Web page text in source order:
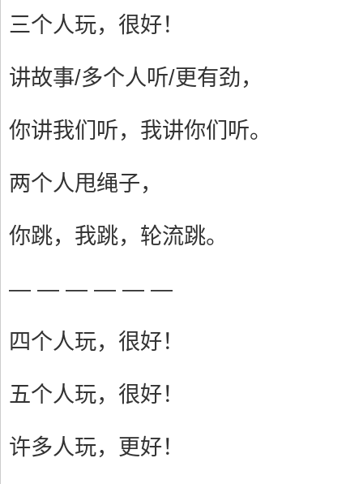
三个人玩，很好！
讲故事/多个人听/更有劲，
你讲我们听，我讲你们听。
两个人甩绳子，
你跳，我跳，轮流跳。
— — — — — —
四个人玩，很好！
五个人玩，很好！
许多人玩，更好！